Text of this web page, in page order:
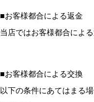
■お客様都合による返金
当店ではお客様都合によ
■お客様都合による交換
以下の条件にあてはまる